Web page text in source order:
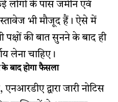
लोगों के पास जमीन एवं
भी मौजूद हैं। ऐसे में
पक्षों की बात सुनने के बाद ही
लेना चाहिए।
बाद होगा फैसला
द्वारा जारी नोटिस